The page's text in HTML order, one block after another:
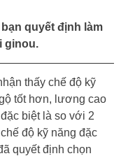
quyết định làm
ginou.
thấy chế độ kỹ
tốt hơn, lương cao
biệt là so với 2
độ kỹ năng đặc
quyết định chọn